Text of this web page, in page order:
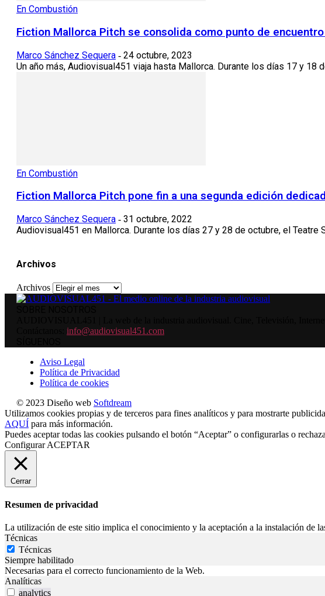
En Combustión
Fiction Mallorca Pitch se consolida como punto de
Marco Sánchez Sequera - 24 octubre, 2023
Un año más, Audiovisual451 viaja hasta Mallorca. Durante los días 17 y 18
En Combustión
Fiction Mallorca Pitch pone fin a una segunda edición
Marco Sánchez Sequera - 31 octubre, 2022
Audiovisual451 en Mallorca. Durante los días 27 y 28 de octubre, el
Archivos
Archivos
info@audiovisual451.com
Aviso Legal
Política de Privacidad
Política de cookies
© 2023 Diseño web Softdream
Utilizamos cookies propias y de terceros para fines analíticos y para mostrarte
AQUÍ para más información.
Puedes aceptar todas las cookies pulsando el botón “Aceptar” o configurarlas o
Configurar ACEPTAR
Cerrar
Resumen de privacidad
La utilización de este sitio implica el conocimiento y la aceptación a la instalación de
Técnicas
Técnicas
Siempre habilitado
Necesarias para el correcto funcionamiento de la Web.
Analíticas
analytics